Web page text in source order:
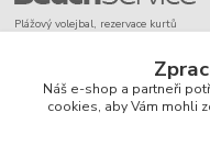
Plážový volejbal, rezervace kurtů
Náš e-shop a partneři
cookies, aby Vám mohli